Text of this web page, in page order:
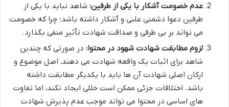
عدم خصومت آشکار با یکی از طرفین: شاهد نباید با یکی از
طرفین دعوا دشمنی علنی و آشکار داشته باشد؛ چرا که خصومت
می تواند بر بی طرفی و صداقت شهادت تأثیر منفی بگذارد.
لزوم مطابقت شهادت شهود در محتوا: در صورتی که چندین
شاهد برای اثبات یک واقعه شهادت می دهند، اصل موضوع و
ارکان اصلی شهادت آن ها باید با یکدیگر مطابقت داشته
باشد. اختلافات جزئی ممکن است خللی ایجاد نکند، اما تفاوت
های اساسی در محتوا می تواند موجب عدم پذیرش شهادت